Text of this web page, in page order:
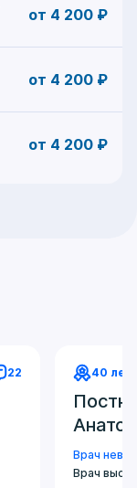
от 4 200 ₽
от 4 200 ₽
от 4 200 ₽
22 40 лет
Врач
Врач